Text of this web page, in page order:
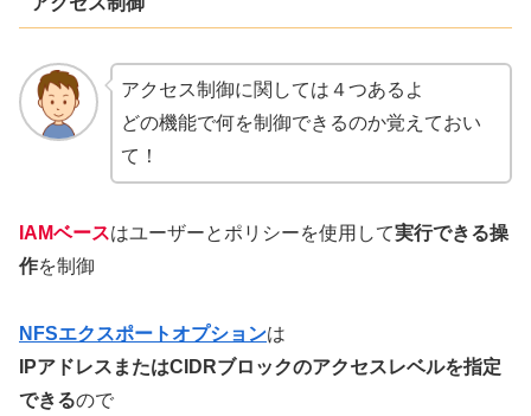
アクセス制御に関しては４つあるよ
どの機能で何を制御できるのか覚えておい
て！
IAMベースはユーザーとポリシーを使用して実行できる操
作を制御
NFSエクスポートオプションは
IPアドレスまたはCIDRブロックのアクセスレベルを指定
できるので